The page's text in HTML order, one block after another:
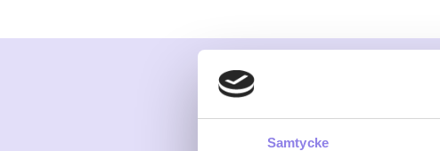
Samtycke
Kommentarer